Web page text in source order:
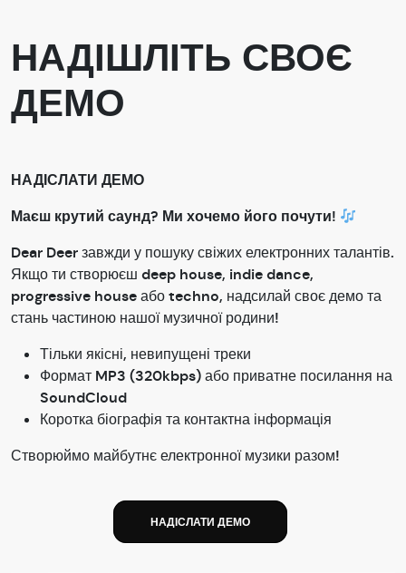
НАДІШЛІТЬ СВОЄ
ДЕМО
НАДІСЛАТИ ДЕМО
Маєш крутий саунд? Ми хочемо його почути!
Dear Deer завжди у пошуку свіжих електронних талантів.
Якщо ти створюєш deep house, indie dance,
progressive house або techno, надсилай своє демо та
стань частиною нашої музичної родини!
Тільки якісні, невипущені треки
Формат MP3 (320kbps) або приватне посилання на
SoundCloud
Коротка біографія та контактна інформація
Створюймо майбутнє електронної музики разом!
НАДІСЛАТИ ДЕМО